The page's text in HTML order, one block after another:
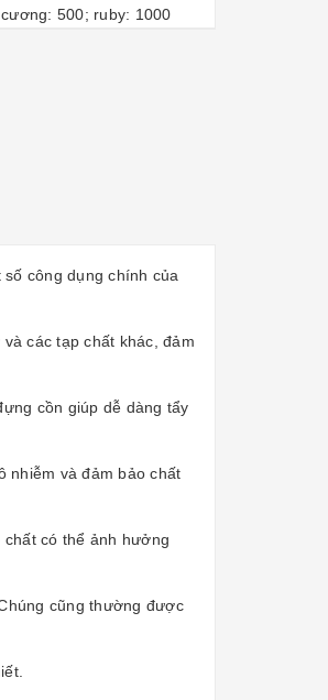
500; ruby: 1000
công dụng chính của
các tạp chất khác, đảm
cồn giúp dễ dàng tẩy
nhiễm và đảm bảo chất
có thể ảnh hưởng
cũng thường được